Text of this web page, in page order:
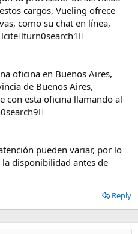
cargos, Vueling ofrece
como su chat en línea,
oficina en Buenos Aires,
de Buenos Aires,
con esta oficina llamando al
pueden variar, por lo
disponibilidad antes de
Reply